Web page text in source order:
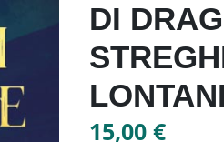
DI
LONTANI
15,00€